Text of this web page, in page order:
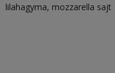
lilahagyma mozzarella sajt